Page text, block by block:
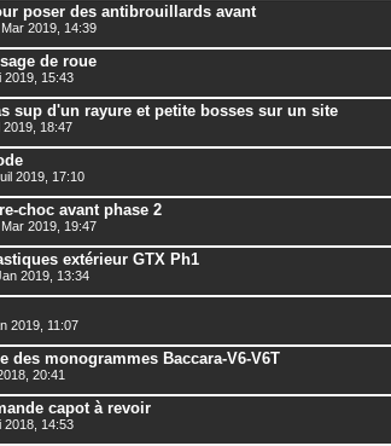
poser des antibrouillards avant
2019, 14:39
de roue
2019, 15:43
sup d'un rayure et petite bosses sur un site
2019, 18:47
2019, 17:10
choc avant phase 2
2019, 19:47
extérieur GTX Ph1
2019, 13:34
2019, 11:07
des monogrammes Baccara-V6-V6T
20:41
capot à revoir
2018, 14:53